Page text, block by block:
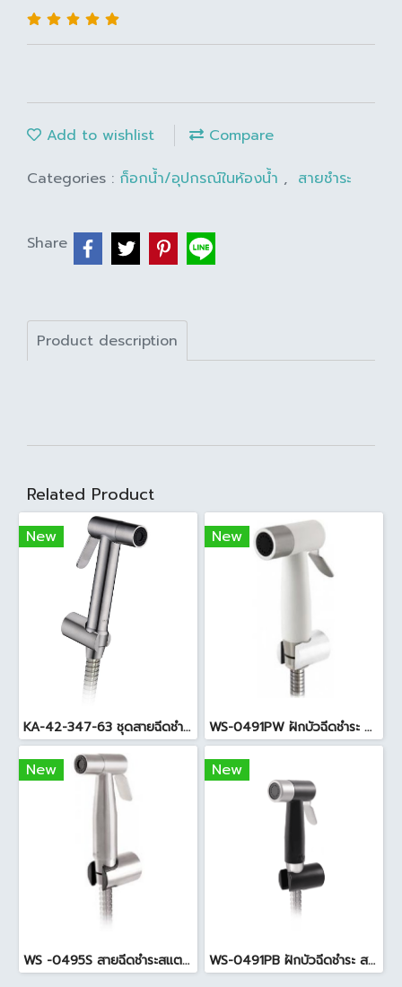
Add to wishlist
Compare
Categories : ก็อกน้ำ/อุปกรณ์ในห้องน้ำ , สายชำระ
Share
Product description
Related Product
New
KA-42-347-63 ชุดสายฉีดชำระ สแตนเลส 304
New
WS-0491PW ฝักบัวฉีดชำระ พร้อมสายสแตนเลส สีขาว
New
WS -0495S สายฉีดชำระสแตนเลส
New
WS-0491PB ฝักบัวฉีดชำระ สายสแตนเลส สีดำ